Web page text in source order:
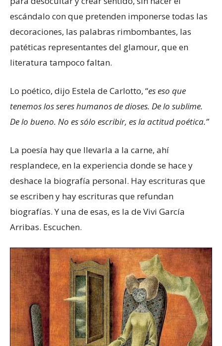
escándalo con que pretenden imponerse todas las
decoraciones, las palabras rimbombantes, las
patéticas representantes del glamour, que en
literatura tampoco faltan.
Lo poético, dijo Estela de Carlotto, “es eso que
tenemos los seres humanos de dioses. De lo sublime.
De lo bueno. No es sólo escribir, es la actitud poética.”
La poesía hay que llevarla a la carne, ahí
resplandece, en la experiencia donde se hace y
deshace la biografía personal. Hay escrituras que
se escriben y hay escrituras que refundan
biografías. Y una de esas, es la de Vivi García
Arribas. Escuchen.